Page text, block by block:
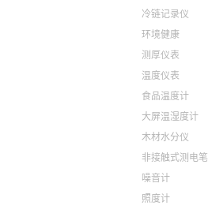
冷链记录仪
环境健康
测厚仪表
温度仪表
食品温度计
大屏温湿度计
木材水分仪
非接触式测电笔
噪音计
照度计